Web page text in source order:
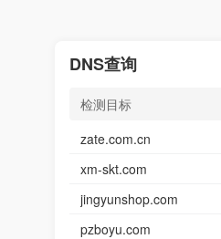
DNS查询
检测目标
zate.com.cn
xm-skt.com
jingyunshop.com
pzboyu.com